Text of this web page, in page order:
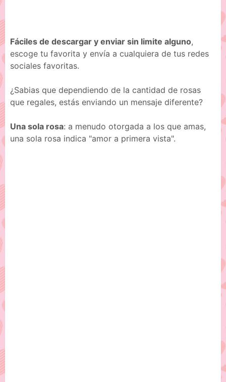
Fáciles de descargar y enviar sin limite alguno,
escoge tu favorita y envía a cualquiera de tus redes
sociales favoritas.
¿Sabias que dependiendo de la cantidad de rosas
que regales, estás enviando un mensaje diferente?
Una sola rosa: a menudo otorgada a los que amas,
una sola rosa indica "amor a primera vista".